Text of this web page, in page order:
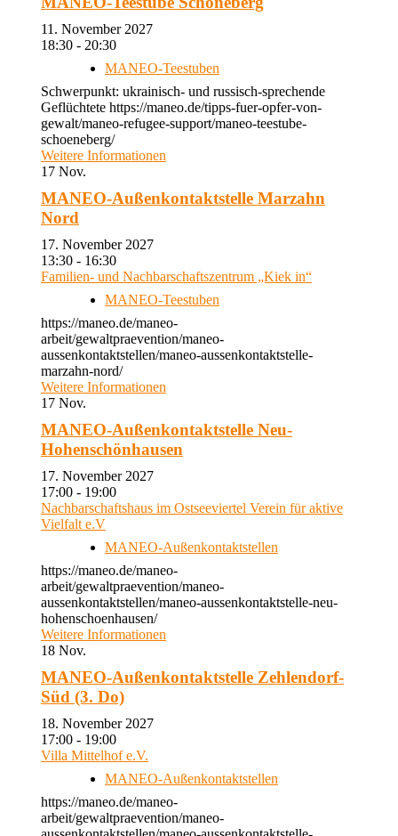
11. November 2027
18:30 - 20:30
MANEO-Teestuben
Schwerpunkt: ukrainisch- und russisch-sprechende
Geflüchtete https://maneo.de/tipps-fuer-opfer-von-
gewalt/maneo-refugee-support/maneo-teestube-
schoeneberg/
Weitere Informationen
17 Nov.
MANEO-Außenkontaktstelle Marzahn
Nord
17. November 2027
13:30 - 16:30
Familien- und Nachbarschaftszentrum „Kiek in“
MANEO-Teestuben
https://maneo.de/maneo-
arbeit/gewaltpraevention/maneo-
aussenkontaktstellen/maneo-aussenkontaktstelle-
marzahn-nord/
Weitere Informationen
17 Nov.
MANEO-Außenkontaktstelle Neu-
Hohenschönhausen
17. November 2027
17:00 - 19:00
Nachbarschaftshaus im Ostseeviertel Verein für aktive
Vielfalt e.V
MANEO-Außenkontaktstellen
https://maneo.de/maneo-
arbeit/gewaltpraevention/maneo-
aussenkontaktstellen/maneo-aussenkontaktstelle-neu-
hohenschoenhausen/
Weitere Informationen
18 Nov.
MANEO-Außenkontaktstelle Zehlendorf-
Süd (3. Do)
18. November 2027
17:00 - 19:00
Villa Mittelhof e.V.
MANEO-Außenkontaktstellen
https://maneo.de/maneo-
arbeit/gewaltpraevention/maneo-